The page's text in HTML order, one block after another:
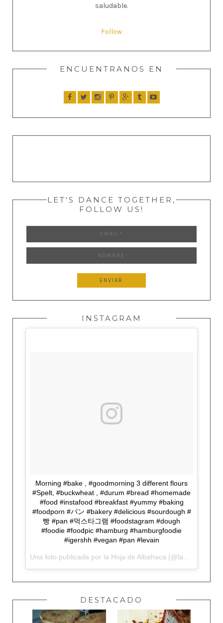
saludable.
Follow
ENCUENTRANOS EN
LET'S DANCE TOGETHER,
FOLLOW US!
INSTAGRAM
Morning #bake , #goodmorning 3 different flours
#Spelt, #buckwheat , #durum #bread #homemade
#food #instafood #breakfast #yummy #baking
#foodporn #パン #bakery #delicious #sourdough #
빵 #pan #먹스타그램 #foodstagram #dough
#foodie #foodpic #hamburg #hamburgfoodie
#igershh #vegan #pan #levain
Una foto publicada por la Hoja de Albahaca (@lahojadealbahaca) el
DESTACADO